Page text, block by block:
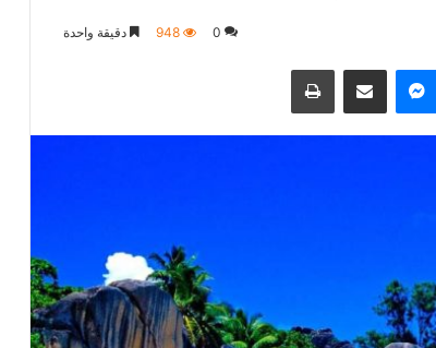
0
948 دقيقة واحدة